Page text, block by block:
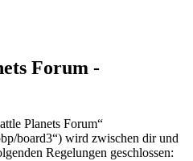
Forum -
Planets Forum“
board3“) wird zwischen dir und
Regelungen geschlossen: